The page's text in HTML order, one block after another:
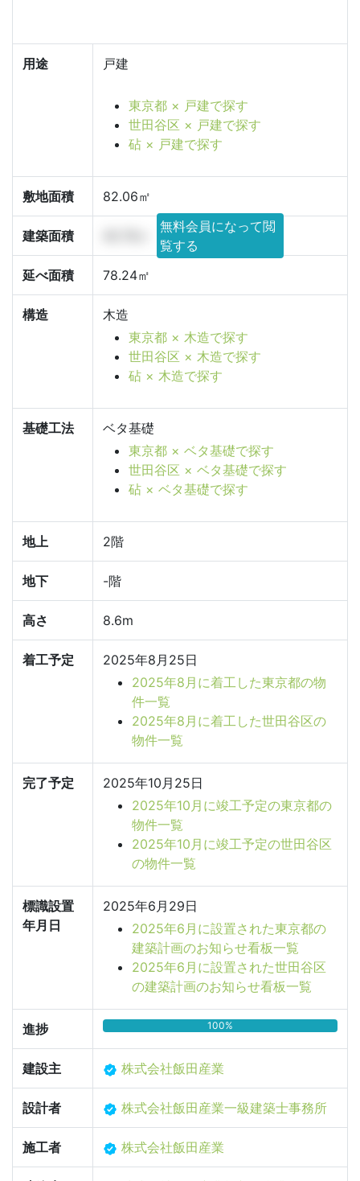
用途 戸建
東京都 × 戸建で探す
世田谷区 × 戸建で探す
砧 × 戸建で探す
敷地面積 82.06㎡
建築面積
無料会員になって閲
覧する
延べ面積
78.24㎡
構造
木造
東京都 × 木造で探す
世田谷区 × 木造で探す
砧 × 木造で探す
基礎工法
ベタ基礎
東京都 × ベタ基礎で探す
世田谷区 × ベタ基礎で探す
砧 × ベタ基礎で探す
地上 2階
地下 -階
高さ 8.6m
着工予定
2025年8月25日
2025年8月に着工した東京都の物
件一覧
2025年8月に着工した世田谷区の
物件一覧
完了予定
2025年10月25日
2025年10月に竣工予定の東京都の
物件一覧
2025年10月に竣工予定の世田谷区
の物件一覧
標識設置
年月日
2025年6月29日
2025年6月に設置された東京都の
建築計画のお知らせ看板一覧
2025年6月に設置された世田谷区
の建築計画のお知らせ看板一覧
進捗 100%
建設主 株式会社飯田産業
設計者 株式会社飯田産業一級建築士事務所
施工者 株式会社飯田産業